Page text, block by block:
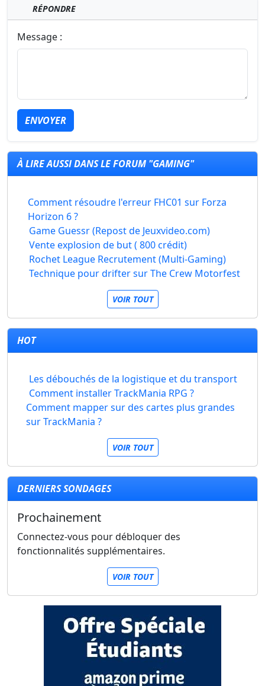
RÉPONDRE
Message :
ENVOYER
À LIRE AUSSI DANS LE FORUM "GAMING"
Comment résoudre l'erreur FHC01 sur Forza
Horizon 6 ?
Game Guessr (Repost de Jeuxvideo.com)
Vente explosion de but ( 800 crédit)
Rochet League Recrutement (Multi-Gaming)
Technique pour drifter sur The Crew Motorfest
VOIR TOUT
HOT
Les débouchés de la logistique et du transport
Comment installer TrackMania RPG ?
Comment mapper sur des cartes plus grandes
sur TrackMania ?
VOIR TOUT
DERNIERS SONDAGES
Prochainement
Connectez-vous pour débloquer des
fonctionnalités supplémentaires.
VOIR TOUT